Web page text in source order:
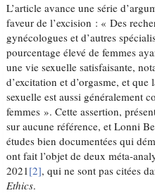
L’article avance une série
faveur de l’excision : « Des
gynécologues et d’autres
pourcentage élevé de femmes
une vie sexuelle satisfaisante,
d’excitation et d’orgasme, et
sexuelle est aussi généralement
femmes ». Cette assertion,
sur aucune référence, et Lonni
études bien documentées qui
ont fait l’objet de deux méta-
2021[2], qui ne sont pas citées
Ethics.